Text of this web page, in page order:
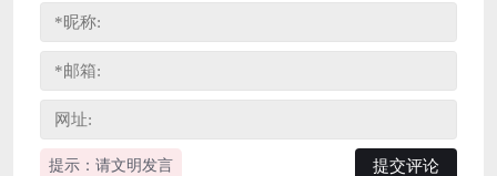
提示：请文明发言